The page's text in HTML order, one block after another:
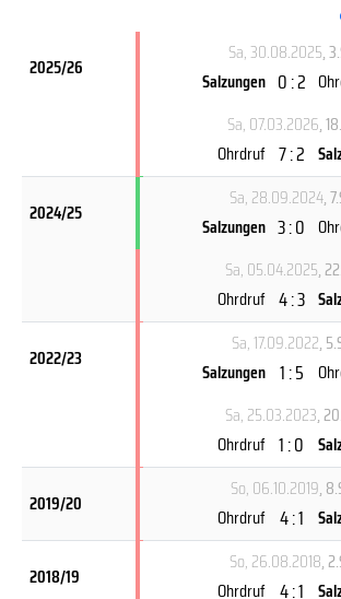
2025/26
Sa, 30.08.2025,
Salzungen 0 : 2
Sa, 07.03.2026,
Ohrdruf 7 : 2
2024/25
Sa, 28.09.2024,
Salzungen 3 : 0
Sa, 05.04.2025,
Ohrdruf 4 : 3
2022/23
Sa, 17.09.2022,
Salzungen 1 : 5
Sa, 25.03.2023,
Ohrdruf 1 : 0
2019/20
So, 06.10.2019,
Ohrdruf 4 : 1
2018/19
So, 26.08.2018,
Ohrdruf 4 : 1